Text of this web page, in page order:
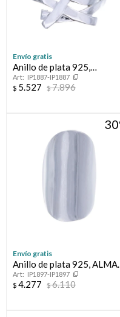
Envío gratis
Anillo de plata 925,
CAMINOS.
IP1887-IP1887
$ 5.527 $7.896
30
Envío gratis
Anillo de plata 925, ALMA.
IP1897-IP1897
$ 4.277 $6.110